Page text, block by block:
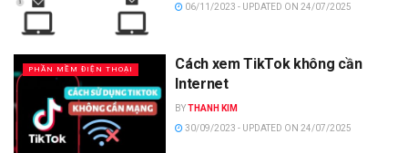
06/11/2023 - UPDATED ON 24/07/2025
PHẦN MỀM ĐIỆN THOẠI
Cách xem TikTok không cần
Internet
BYTHANH KIM
30/09/2023 - UPDATED ON 24/07/2025